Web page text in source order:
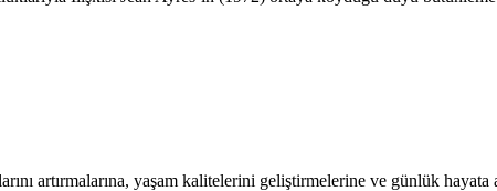
artırmalarına, yaşam kalitelerini geliştirmelerine ve günlük